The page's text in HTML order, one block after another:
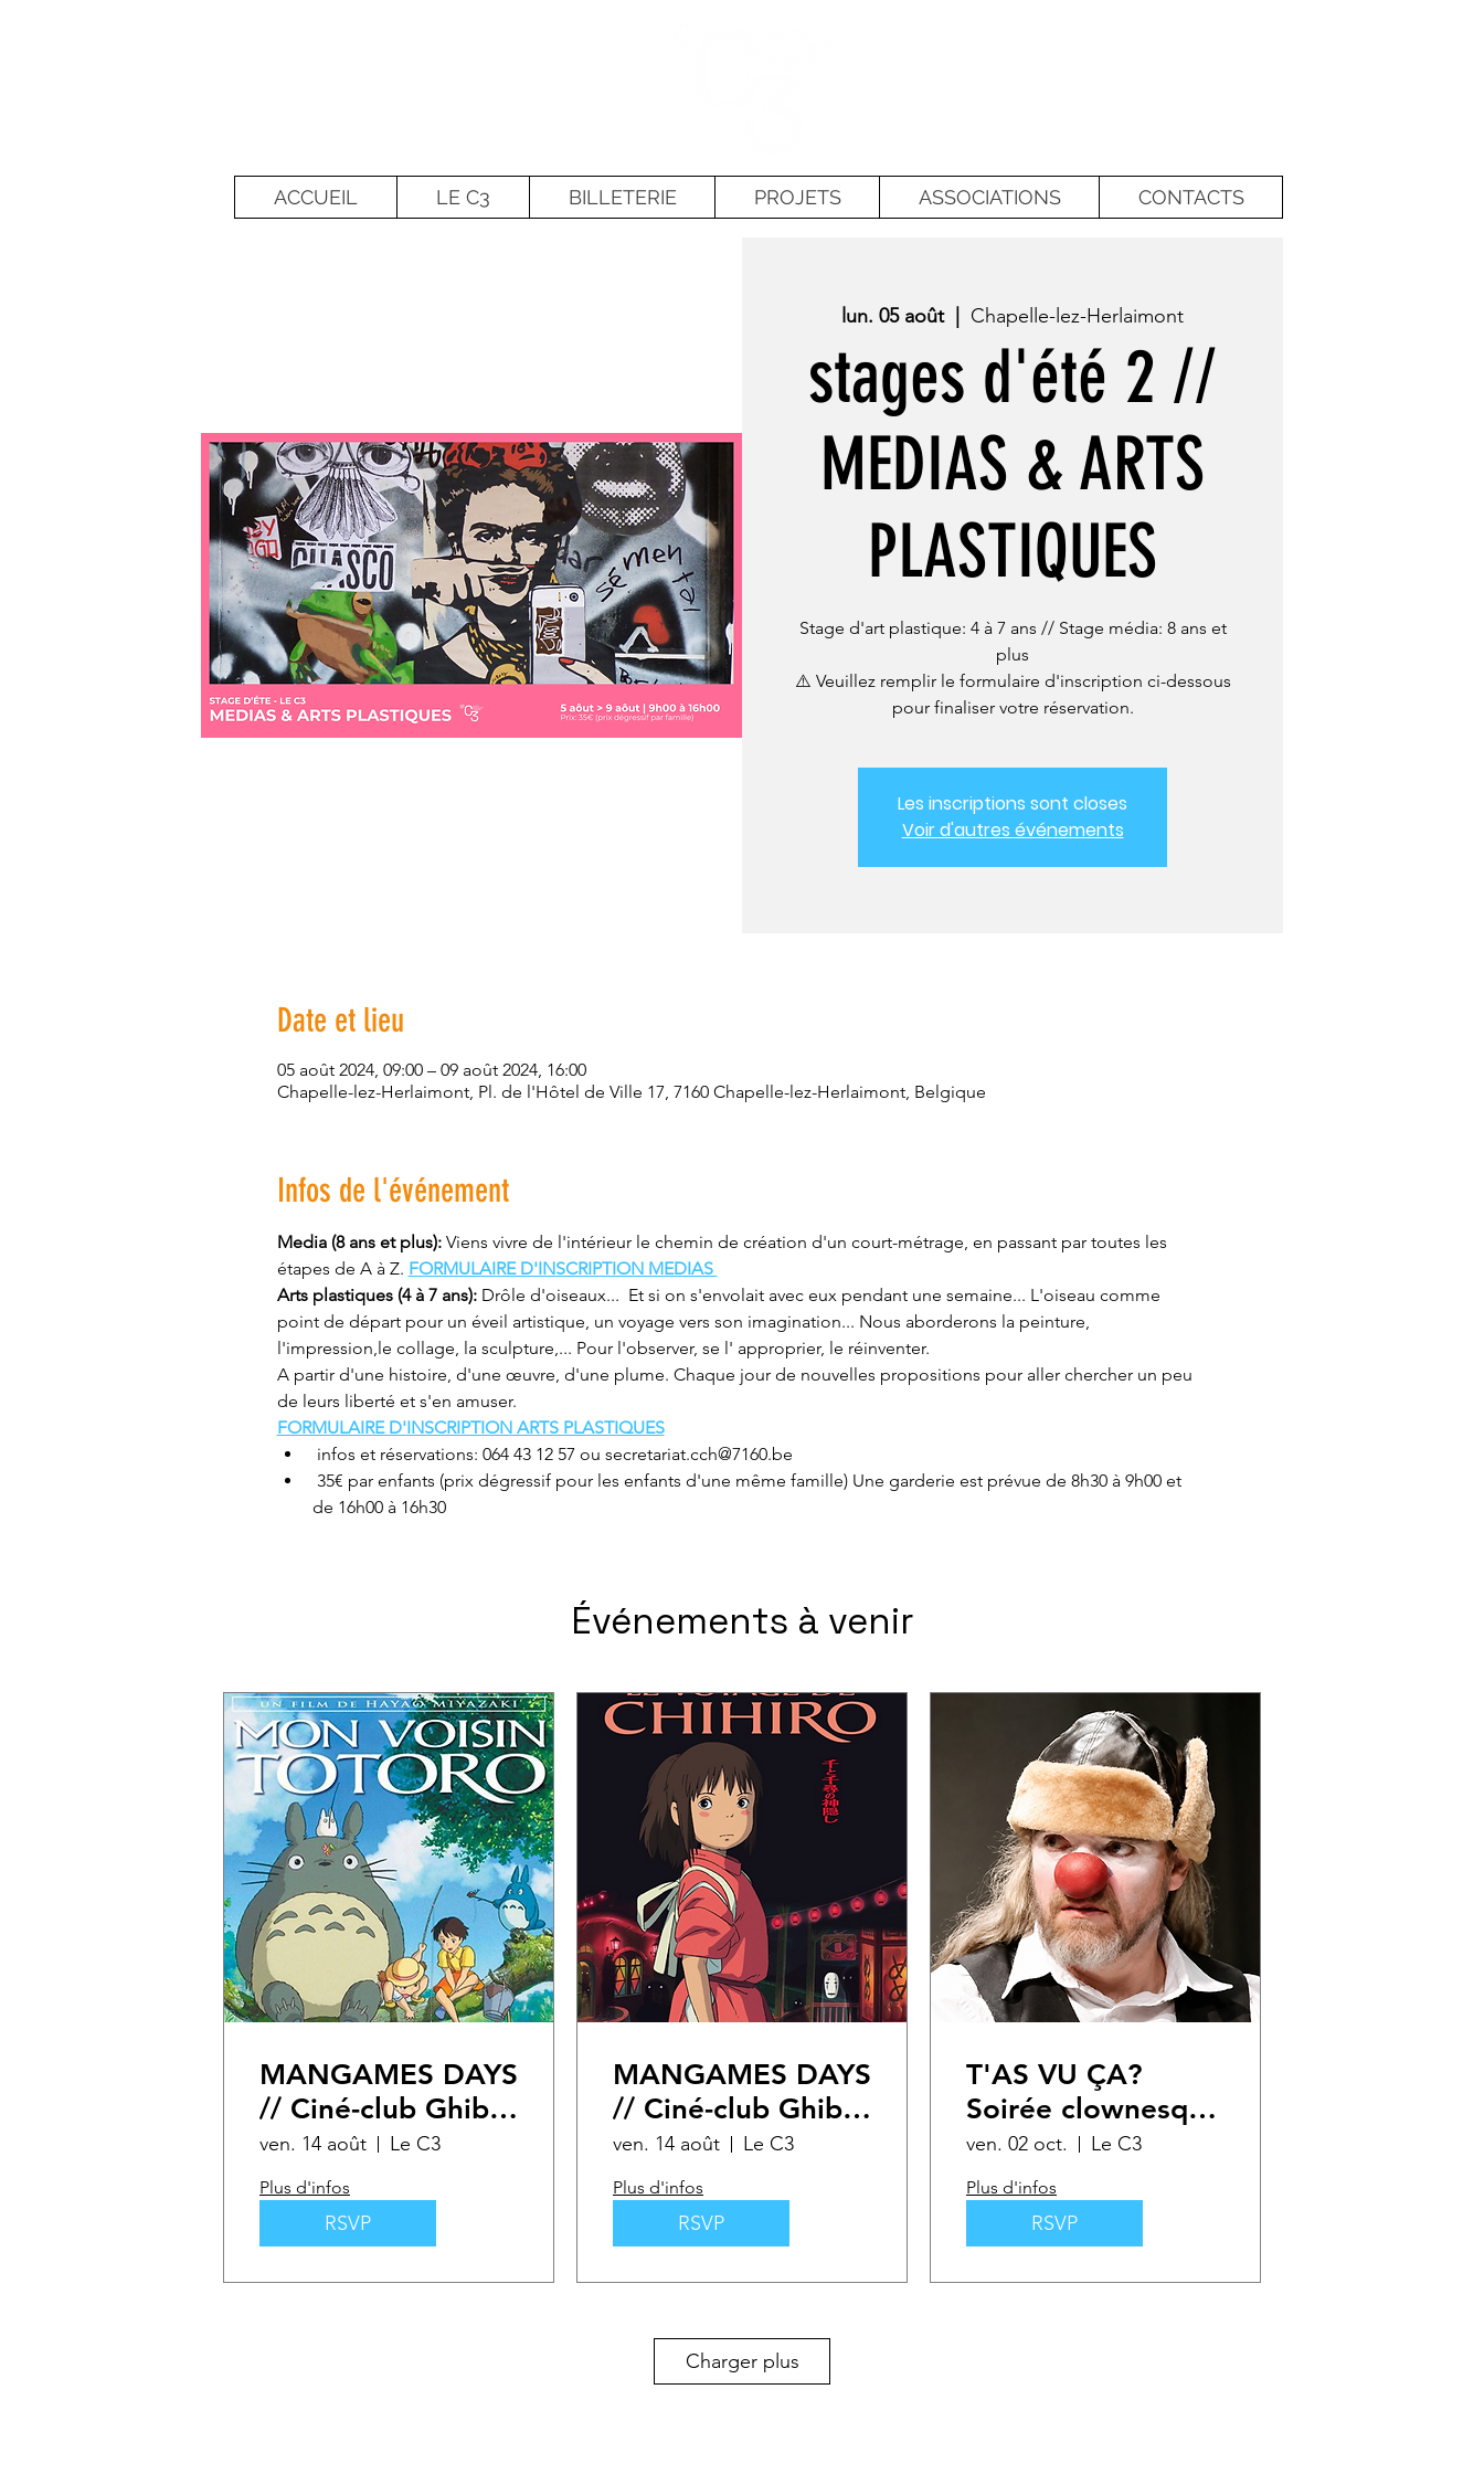
ACCUEIL LE C3 BILLETERIE PROJETS ASSOCIATIONS CONTACTS
lun. 05 août
  |
Chapelle-lez-Herlaimont
stages d'été 2 //
MEDIAS & ARTS
PLASTIQUES
Stage d'art plastique: 4 à 7 ans // Stage média: 8 ans et
plus
⚠️ Veuillez remplir le formulaire d'inscription ci-dessous
pour finaliser votre réservation.
Les inscriptions sont closes
Voir d'autres événements
Date et lieu
05 août 2024, 09:00 – 09 août 2024, 16:00
Chapelle-lez-Herlaimont, Pl. de l'Hôtel de Ville 17, 7160 Chapelle-lez-Herlaimont, Belgique
Infos de l'événement
Media (8 ans et plus): Viens vivre de l'intérieur le chemin de création d'un court-métrage, en passant par toutes les
étapes de A à Z. FORMULAIRE D'INSCRIPTION MEDIAS
Arts plastiques (4 à 7 ans): Drôle d'oiseaux...  Et si on s'envolait avec eux pendant une semaine... L'oiseau comme
point de départ pour un éveil artistique, un voyage vers son imagination... Nous aborderons la peinture,
l'impression,le collage, la sculpture,... Pour l'observer, se l' approprier, le réinventer.
A partir d'une histoire, d'une œuvre, d'une plume. Chaque jour de nouvelles propositions pour aller chercher un peu
de leurs liberté et s'en amuser.
FORMULAIRE D'INSCRIPTION ARTS PLASTIQUES
infos et réservations: 064 43 12 57 ou secretariat.cch@7160.be
35€ par enfants (prix dégressif pour les enfants d'une même famille) Une garderie est prévue de 8h30 à 9h00 et
de 16h00 à 16h30
Événements à venir
MANGAMES DAYS
// Ciné-club Ghibli
"Mon voisin
Totoro"
ven. 14 août Le C3
Plus d'infos
RSVP
MANGAMES DAYS
// Ciné-club Ghibli
"Le voyage de
Chihiro"
ven. 14 août Le C3
Plus d'infos
RSVP
T'AS VU ÇA?
Soirée clownesque
2
ven. 02 oct. Le C3
Plus d'infos
RSVP
Charger plus